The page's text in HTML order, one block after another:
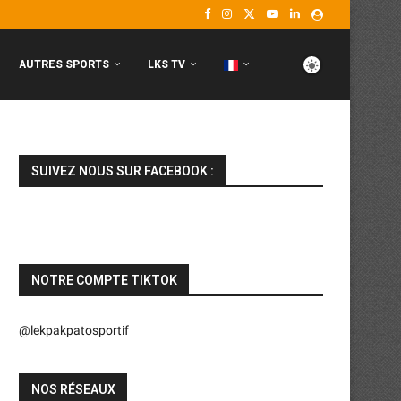
AUTRES SPORTS LKS TV
SUIVEZ NOUS SUR FACEBOOK :
NOTRE COMPTE TIKTOK
@lekpakpatosportif
NOS RÉSEAUX